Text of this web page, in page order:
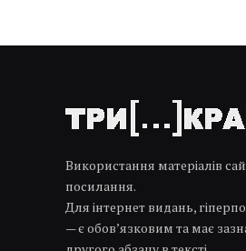
Використання матеріалів
посилання.
Для інтернет видань,
— є обов’язковим та має